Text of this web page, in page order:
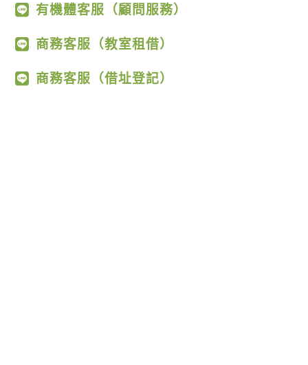
有機體客服（顧問服務）
商務客服（教室租借）
商務客服（借址登記）